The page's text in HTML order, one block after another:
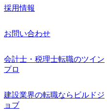
採用情報
お問い合わせ
会計士・税理士転職のツイン
プロ
建設業界の転職ならビルドジ
ョブ